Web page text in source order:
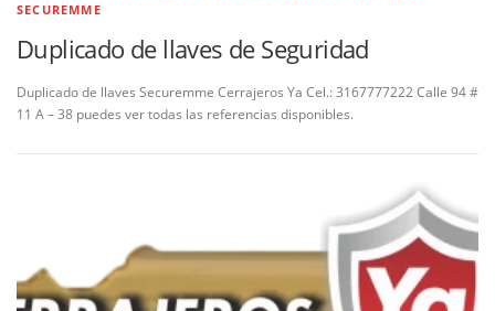
SECUREMME
Duplicado de llaves de Seguridad
Duplicado de llaves Securemme Cerrajeros Ya Cel.: 3167777222 Calle 94 #
11 A – 38 puedes ver todas las referencias disponibles.